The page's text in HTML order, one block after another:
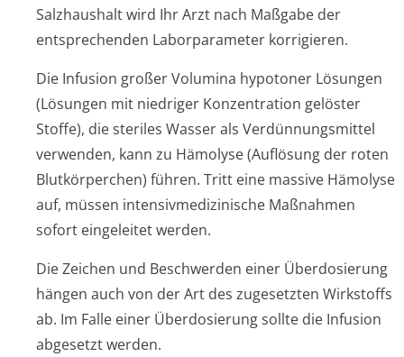
Salzhaushalt wird Ihr Arzt nach Maßgabe der
entsprechenden Laborparameter korrigieren.
Die Infusion großer Volumina hypotoner Lösungen
(Lösungen mit niedriger Konzentration gelöster
Stoffe), die steriles Wasser als Verdünnungsmittel
verwenden, kann zu Hämolyse (Auflösung der roten
Blutkörperchen) führen. Tritt eine massive Hämolyse
auf, müssen intensivmedizi­nische Maßnahmen
sofort eingeleitet werden.
Die Zeichen und Beschwerden einer Überdosierung
hängen auch von der Art des zugesetzten Wirkstoffs
ab. Im Falle einer Überdosierung sollte die Infusion
abgesetzt werden.